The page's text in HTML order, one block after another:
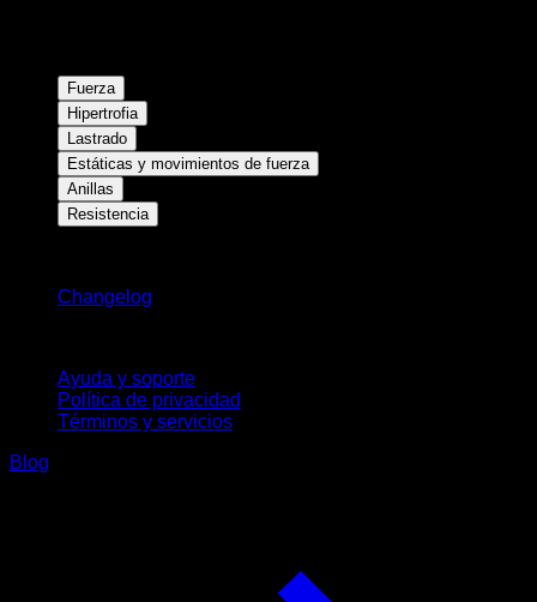
Fuerza
Hipertrofia
Lastrado
Estáticas y movimientos de fuerza
Anillas
Resistencia
Changelog
Ayuda y soporte
Política de privacidad
Términos y servicios
Blog